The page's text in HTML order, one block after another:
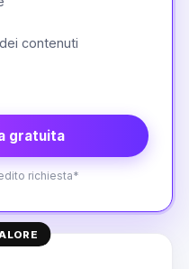
contenuti
gratuita
richiesta*